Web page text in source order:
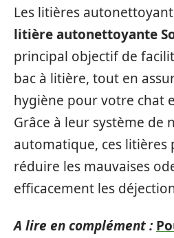
Les litières
litière autonettoyante
principal objectif de
bac à litière, tout en
hygiène pour votre chat
Grâce à leur système de
automatique, ces litières
réduire les mauvaises
efficacement les
A lire en complément :